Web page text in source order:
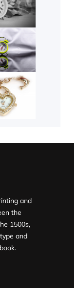
and
the
1500s,
and